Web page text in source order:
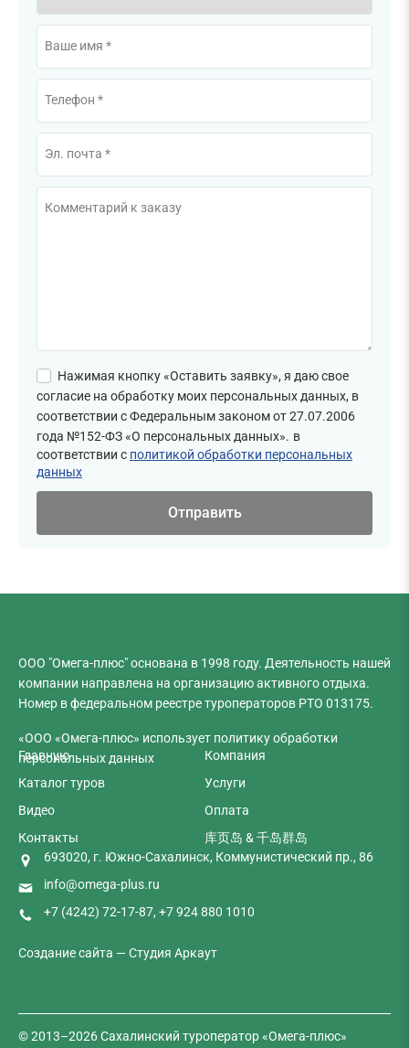
Ваше имя *
Телефон *
Эл. почта *
Комментарий к заказу
Нажимая кнопку «Оставить заявку», я даю свое
согласие на обработку моих персональных данных, в
соответствии с Федеральным законом от 27.07.2006
года №152-ФЗ «О персональных данных». в
соответствии с политикой обработки персональных
данных
ООО "Омега-плюс" основана в 1998 году. Деятельность нашей
компании направлена на организацию активного отдыха.
Номер вфедеральном реестре туроператоров РТО 013175.
«ООО «Омега-плюс» использует политику обработки
персональных данных
Главную
Компания
Каталог туров
Услуги
Видео
Оплата
Контакты
库页岛 & 千岛群岛
693020, г. Южно-Сахалинск, Коммунистический пр., 86
info@omega-plus.ru
+7 (4242) 72-17-87, +7 924 880 1010
Создание сайта —Студия Аркаут
© 2013–2026 Сахалинский туроператор «Омега-плюс»